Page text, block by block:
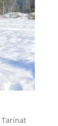
Tarinat